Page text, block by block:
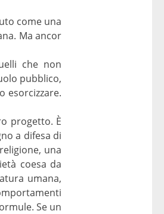
come una
Ma ancor
che non
pubblico,
esorcizzare.
progetto. È
a difesa di
una
coesa da
umana,
Se un